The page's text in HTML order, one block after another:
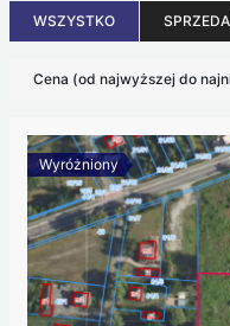
WSZYSTKO
Cena (od najwyższej do
Wyróżniony